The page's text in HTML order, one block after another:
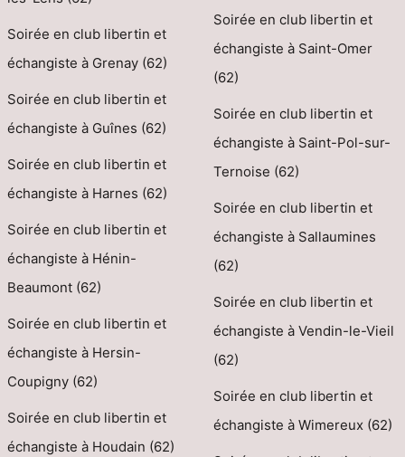
Soirée en club libertin et
échangiste à Grenay (62)
Soirée en club libertin et
échangiste à Guînes (62)
Soirée en club libertin et
échangiste à Harnes (62)
Soirée en club libertin et
échangiste à Hénin-
Beaumont (62)
Soirée en club libertin et
échangiste à Hersin-
Coupigny (62)
Soirée en club libertin et
échangiste à Houdain (62)
Soirée en club libertin et
échangiste à Saint-Omer
(62)
Soirée en club libertin et
échangiste à Saint-Pol-sur-
Ternoise (62)
Soirée en club libertin et
échangiste à Sallaumines
(62)
Soirée en club libertin et
échangiste à Vendin-le-Vieil
(62)
Soirée en club libertin et
échangiste à Wimereux (62)